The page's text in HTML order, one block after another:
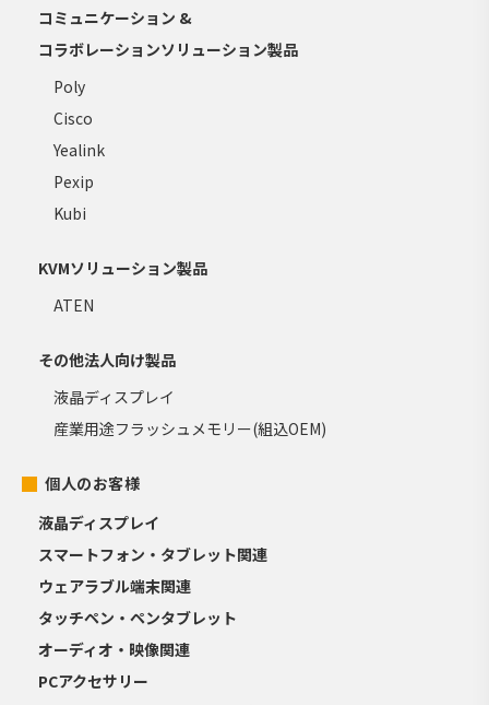
コミュニケーション &
コラボレーションソリューション製品
Poly
Cisco
Yealink
Pexip
Kubi
KVMソリューション製品
ATEN
その他法人向け製品
液晶ディスプレイ
産業用途フラッシュメモリー(組込OEM)
個人のお客様
液晶ディスプレイ
スマートフォン・タブレット関連
ウェアラブル端末関連
タッチペン・ペンタブレット
オーディオ・映像関連
PCアクセサリー